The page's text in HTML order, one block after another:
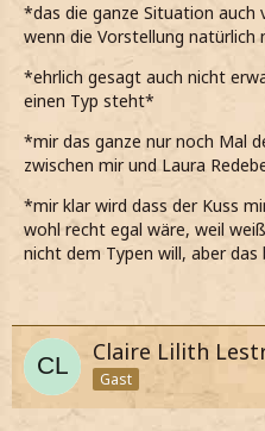
*das die ganze Situation auch
wenn die Vorstellung
*ehrlich gesagt auch nicht
einen Typ steht*
*mir das ganze nur noch Mal
zwischen mir und Laura
*mir klar wird dass der Kuss
wohl recht egal wäre, weil
nicht dem Typen will, aber
Claire Lilith
Gast